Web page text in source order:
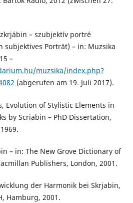
– szubjektív portré
subjektives Porträt) – in: Muzsika
–
muzsika/index.php?
(abgerufen am 19. Juli 2017).
Evolution of Stylistic Elements in
by Scriabin – PhD Dissertation,
– in: The New Grove Dictionary of
Publishers, London, 2001.
der Harmonik bei Skrjabin,
Hamburg, 2001.